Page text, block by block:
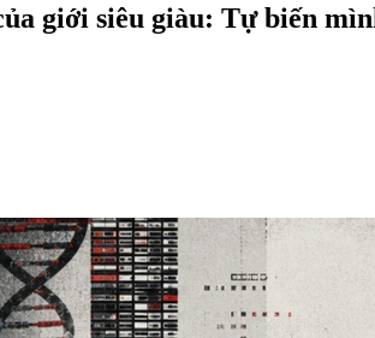
giới siêu giàu: Tự biến